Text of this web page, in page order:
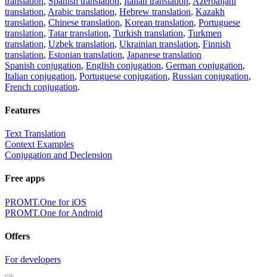
translation, Arabic translation, Hebrew translation, Kazakh
translation, Chinese translation, Korean translation, Portuguese
translation, Tatar translation, Turkish translation, Turkmen
translation, Uzbek translation, Ukrainian translation, Finnish
translation, Estonian translation, Japanese translation
Spanish conjugation, English conjugation, German conjugation,
Italian conjugation, Portuguese conjugation, Russian conjugation,
French conjugation.
Features
Text Translation
Context Examples
Conjugation and Declension
Free apps
PROMT.One for iOS
PROMT.One for Android
Offers
For developers